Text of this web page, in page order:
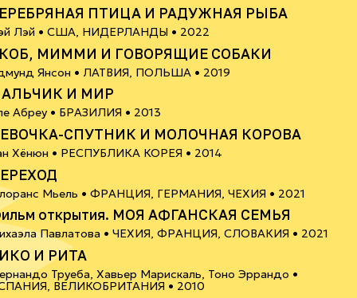
ПТИЦА И РАДУЖНАЯ РЫБА
Лэй • США, НИДЕРЛАНДЫ • 2022
МИММИ И ГОВОРЯЩИЕ СОБАКИ
Янсон • ЛАТВИЯ, ПОЛЬША • 2019
И МИР
Абреу • БРАЗИЛИЯ • 2013
СПУТНИК И МОЛОЧНАЯ КОРОВА
Хёнюн • РЕСПУБЛИКА КОРЕЯ • 2014
Мьель • ФРАНЦИЯ, ГЕРМАНИЯ, ЧЕХИЯ • 2021
открытия. МОЯ АФГАНСКАЯ СЕМЬЯ
Павлатова • ЧЕХИЯ, ФРАНЦИЯ, СЛОВАКИЯ • 2021
16+
И РИТА
Труеба, Хавьер Марискаль, Тоно Эррандо •
ВЕЛИКОБРИТАНИЯ • 2010